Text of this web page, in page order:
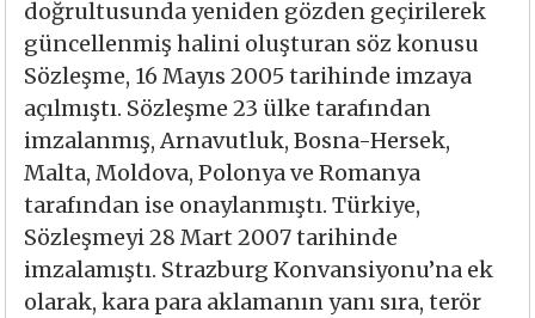
doğrultusunda yeniden gözden geçirilerek
güncellenmiş halini oluşturan söz konusu
Sözleşme, 16 Mayıs 2005 tarihinde imzaya
açılmıştı. Sözleşme 23 ülke tarafından
imzalanmış, Arnavutluk, Bosna-Hersek,
Malta, Moldova, Polonya ve Romanya
tarafından ise onaylanmıştı. Türkiye,
Sözleşmeyi 28 Mart 2007 tarihinde
imzalamıştı. Strazburg Konvansiyonu’na ek
olarak, kara para aklamanın yanı sıra, terör